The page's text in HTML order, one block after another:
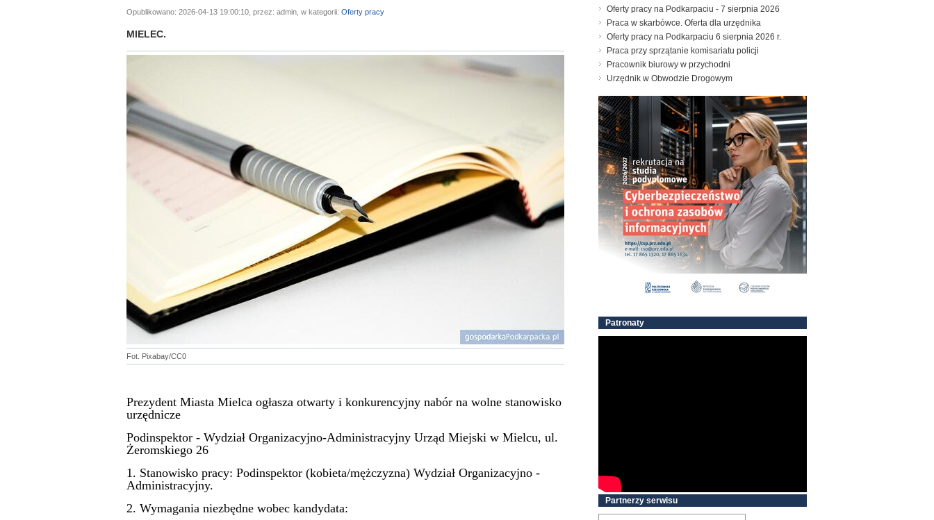
Opublikowano: 2026-04-13 19:00:10, przez: admin, w kategorii: Oferty pracy
MIELEC.
Fot. Pixabay/CC0
Prezydent Miasta Mielca ogłasza otwarty i konkurencyjny nabór na wolne stanowisko
urzędnicze
Podinspektor - Wydział Organizacyjno-Administracyjny Urząd Miejski w Mielcu, ul.
Żeromskiego 26
1. Stanowisko pracy: Podinspektor (kobieta/mężczyzna) Wydział Organizacyjno -
Administracyjny.
2. Wymagania niezbędne wobec kandydata:
Oferty pracy na Podkarpaciu - 7 sierpnia 2026
Praca w skarbówce. Oferta dla urzędnika
Oferty pracy na Podkarpaciu 6 sierpnia 2026 r.
Praca przy sprzątanie komisariatu policji
Pracownik biurowy w przychodni
Urzędnik w Obwodzie Drogowym
Patronaty
Partnerzy serwisu